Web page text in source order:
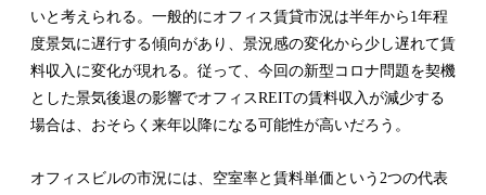
いと考えられる。一般的にオフィス賃貸市況は半年から1年程
度景気に遅行する傾向があり、景況感の変化から少し遅れて賃
料収入に変化が現れる。従って、今回の新型コロナ問題を契機
とした景気後退の影響でオフィスREITの賃料収入が減少する
場合は、おそらく来年以降になる可能性が高いだろう。
オフィスビルの市況には、空室率と賃料単価という2つの代表